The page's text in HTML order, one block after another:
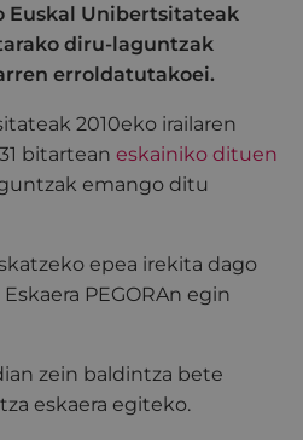
Euskal Unibertsitateak
diru-laguntzak
erroldatutakoei.
2010eko irailaren
bitartean eskainiko dituen
emango ditu
epea irekita dago
PEGORAn egin
zein baldintza bete
eskaera egiteko.